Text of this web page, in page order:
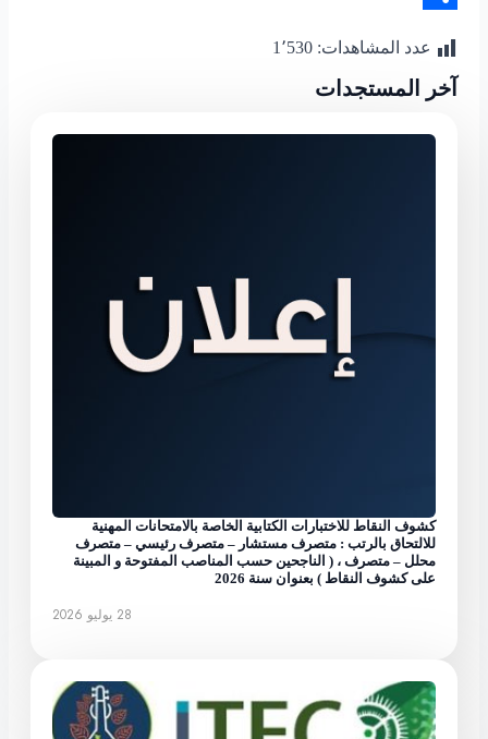
عدد المشاهدات: 1٬530
آخر المستجدات
كشوف النقاط للاختبارات الكتابية الخاصة بالامتحانات المهنية
للالتحاق بالرتب : متصرف مستشار – متصرف رئيسي – متصرف
محلل – متصرف ، ( الناجحين حسب المناصب المفتوحة و المبينة
على كشوف النقاط ) بعنوان سنة 2026
28 يوليو 2026